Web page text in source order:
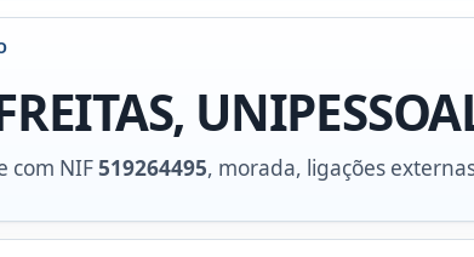
com NIF519264495, morada, ligações